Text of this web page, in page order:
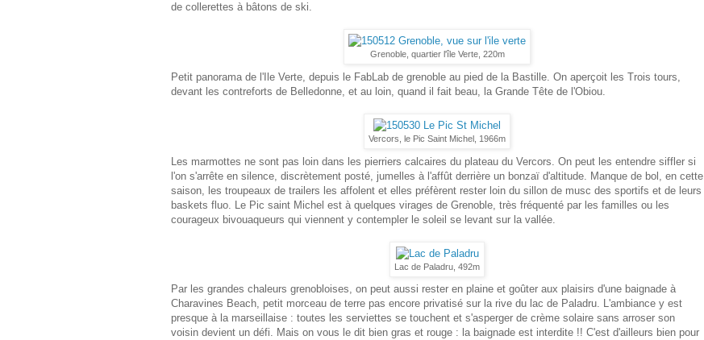
de collerettes à bâtons de ski.
Grenoble, quartier l'île Verte, 220m
Petit panorama de l'Ile Verte, depuis le FabLab de grenoble au pied de la Bastille. On aperçoit les Trois tours,
devant les contreforts de Belledonne, et au loin, quand il fait beau, la Grande Tête de l'Obiou.
Vercors, le Pic Saint Michel, 1966m
Les marmottes ne sont pas loin dans les pierriers calcaires du plateau du Vercors. On peut les entendre siffler si
l'on s'arrête en silence, discrètement posté, jumelles à l'affût derrière un bonzaï d'altitude. Manque de bol, en cette
saison, les troupeaux de trailers les affolent et elles préfèrent rester loin du sillon de musc des sportifs et de leurs
baskets fluo. Le Pic saint Michel est à quelques virages de Grenoble, très fréquenté par les familles ou les
courageux bivouaqueurs qui viennent y contempler le soleil se levant sur la vallée.
Lac de Paladru, 492m
Par les grandes chaleurs grenobloises, on peut aussi rester en plaine et goûter aux plaisirs d'une baignade à
Charavines Beach, petit morceau de terre pas encore privatisé sur la rive du lac de Paladru. L'ambiance y est
presque à la marseillaise : toutes les serviettes se touchent et s'asperger de crème solaire sans arroser son
voisin devient un défi. Mais on vous le dit bien gras et rouge : la baignade est interdite !! C'est d'ailleurs bien pour